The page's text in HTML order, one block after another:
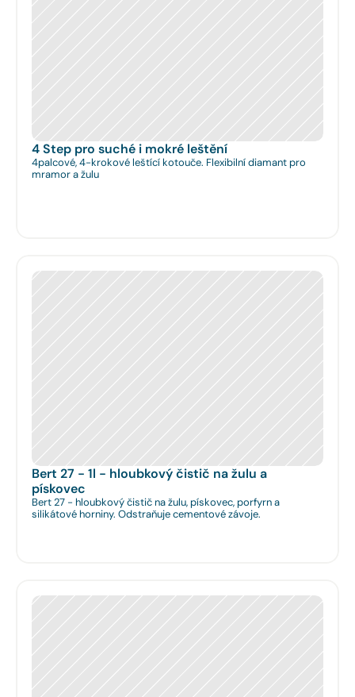
4 Step pro suché i mokré leštění
4palcové, 4-krokové leštící kotouče. Flexibilní diamant pro
mramor a žulu
Bert 27 - 1l - hloubkový čistič na žulu a
pískovec
Bert 27 - hloubkový čistič na žulu, pískovec, porfyrn a
silikátové horniny. Odstraňuje cementové závoje.